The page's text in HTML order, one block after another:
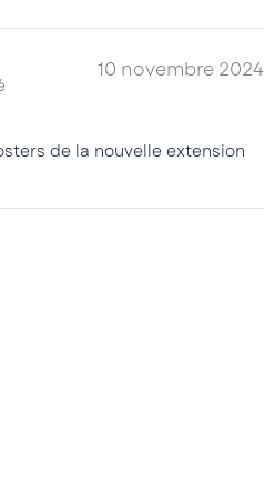
10 novembre 2024
de la nouvelle extension